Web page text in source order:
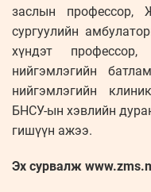
заслын профессор,
сургуулийн
хүндэт
нийгэмлэгийн
нийгэмлэгийн
БНСУ-ын хэвлийн
гишүүн ажээ.
Эх сурвалж